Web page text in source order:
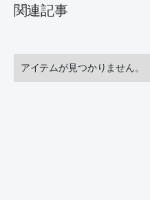
関連記事
アイテムが見つかりません。